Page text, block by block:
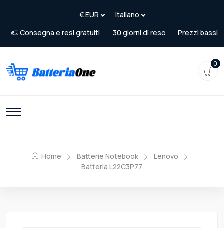
Consegna e resi gratuiti 30 giorni di reso Prezzi bassi
0
Home Batterie Notebook
Lenovo
Batteria L22C3P77